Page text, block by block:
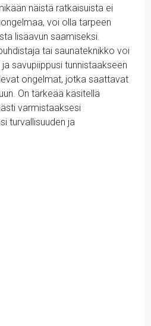
näistä ratkaisuista ei
voi olla tarpeen
lisäavun saamiseksi.
tai saunateknikko voi
savupiippusi tunnistaakseen
ongelmat, jotka saattavat
On tärkeää käsitellä
varmistaaksesi
turvallisuuden ja